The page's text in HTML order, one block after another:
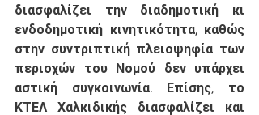
διασφαλίζει την διαδημοτική κι
ενδοδημοτική κινητικότητα, καθώς
στην συντριπτική πλειοψηφία των
περιοχών του Νομού δεν υπάρχει
αστική συγκοινωνία. Επίσης, το
ΚΤΕΛ Χαλκιδικής διασφαλίζει και